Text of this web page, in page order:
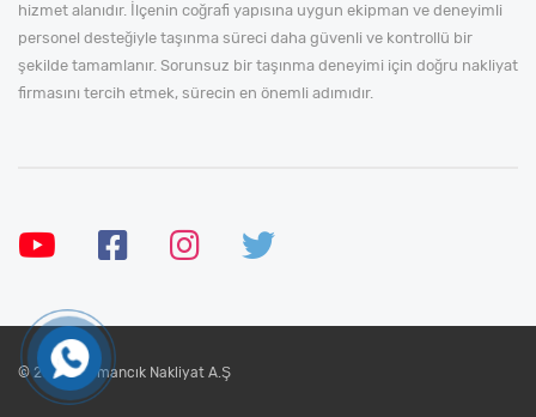
hizmet alanıdır. İlçenin coğrafi yapısına uygun ekipman ve deneyimli
personel desteğiyle taşınma süreci daha güvenli ve kontrollü bir
şekilde tamamlanır. Sorunsuz bir taşınma deneyimi için doğru nakliyat
firmasını tercih etmek, sürecin en önemli adımıdır.
© 2024 Harmancık Nakliyat A.Ş